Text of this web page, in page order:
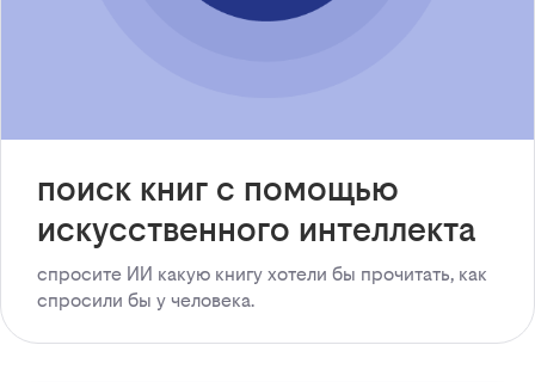
поиск книг с помощью
искусственного интеллекта
спросите ИИ какую книгу хотели бы прочитать, как
спросили бы у человека.